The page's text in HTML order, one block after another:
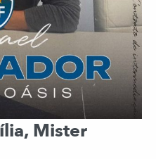
Mister